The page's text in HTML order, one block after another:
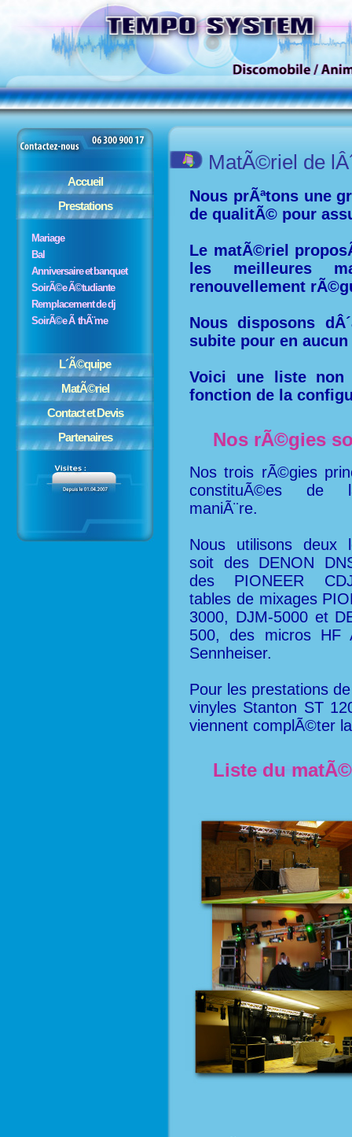
Accueil
Prestations
Mariage
Bal
Anniversaire et banquet
SoirÃ©e Ã©tudiante
Remplacement de dj
SoirÃ©e Ã thÃ¨me
L´Ã©quipe
MatÃ©riel
Contact et Devis
Partenaires
MatÃ©riel de
Nous prÃªtons une
de qualitÃ© pour
Le matÃ©riel
les meilleures
renouvellement
Nous disposons
subite pour en
Voici une liste non
fonction de la
Nos rÃ©gies
Nos trois rÃ©gies
constituÃ©es de
maniÃ¨re.
Nous utilisons deux
soit des DENON
des PIONEER
tables de mixages
3000, DJM-5000 et
500, des micros HF
Sennheiser.
Pour les prestations
vinyles Stanton ST
viennent complÃ©ter
Liste du